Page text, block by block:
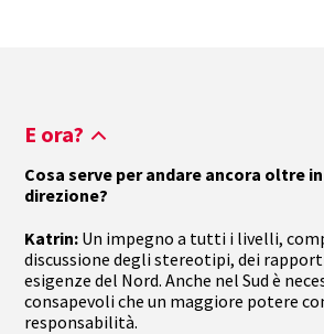
E ora?
Cosa serve per andare ancora oltre
direzione?
Katrin: Un impegno a tutti i livelli,
discussione degli stereotipi, dei
esigenze del Nord. Anche nel Sud è
consapevoli che un maggiore potere
responsabilità.